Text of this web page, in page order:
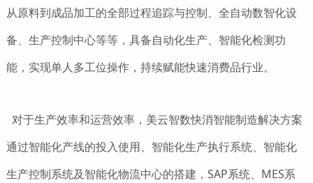
从原料到成品加工的全部过程追踪与控制、全自动数智化设
备、生产控制中心等等，具备自动化生产、智能化检测功
能，实现单人多工位操作，持续赋能快速消费品行业。
对于生产效率和运营效率，美云智数快消智能制造解决方案
通过智能化产线的投入使用、智能化生产执行系统、智能化
生产控制系统及智能化物流中心的搭建，SAP系统、MES系